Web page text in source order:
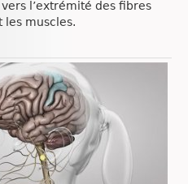
l’extrémité des fibres
les muscles.